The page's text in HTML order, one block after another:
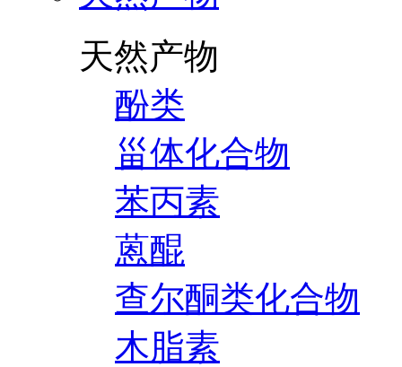
天然产物
酚类
甾体化合物
苯丙素
蒽醌
查尔酮类化合物
木脂素